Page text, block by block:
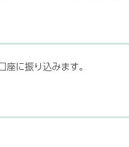
に振り込みます。